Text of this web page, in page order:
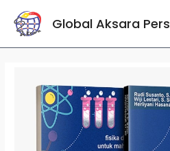
Lewati
Global Aksara Pers
Dasar
Mahasiswa